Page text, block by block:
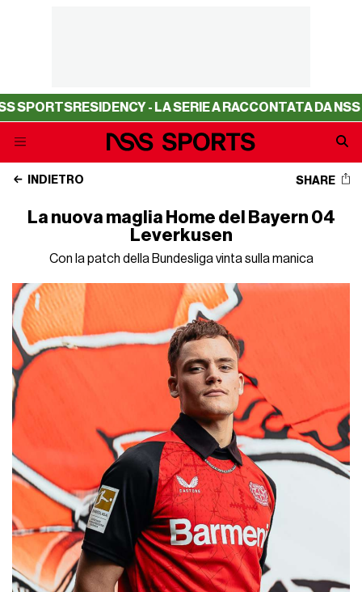
RESIDENCY - LA SERIE A RACCONTATA DA NSS SPORTS
INDIETRO SHARE
La nuova maglia Home del Bayern 04
Leverkusen
Con la patch della Bundesliga vinta sulla manica